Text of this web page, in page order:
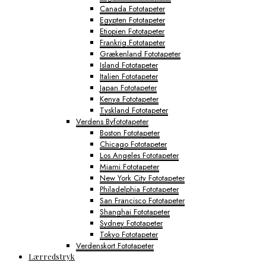
Canada Fototapeter
Egypten Fototapeter
Etiopien Fototapeter
Frankrig Fototapeter
Grækenland Fototapeter
Island Fototapeter
Italien Fototapeter
Japan Fototapeter
Kenya Fototapeter
Tyskland Fototapeter
Verdens Byfototapeter
Boston Fototapeter
Chicago Fototapeter
Los Angeles Fototapeter
Miami Fototapeter
New York City Fototapeter
Philadelphia Fototapeter
San Francisco Fototapeter
Shanghai Fototapeter
Sydney Fototapeter
Tokyo Fototapeter
Verdenskort Fototapeter
Lærredstryk